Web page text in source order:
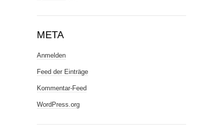
META
Anmelden
Feed der Einträge
Kommentar-Feed
WordPress.org